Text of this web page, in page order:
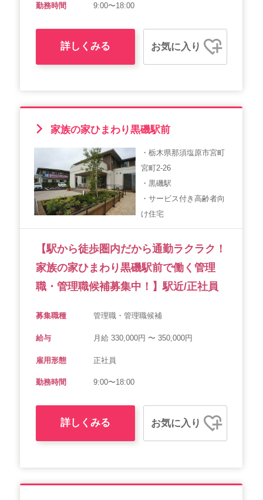
勤務時間 9:00〜18:00
詳しくみる お気に入り
家族の家ひまわり黒磯駅前
・栃木県那須塩原市宮町
宮町2-26
・黒磯駅
・サービス付き高齢者向
け住宅
【駅から徒歩圏内だから通勤ラクラク！
家族の家ひまわり黒磯駅前で働く管理
職・管理職候補募集中！】駅近/正社員
募集職種 管理職・管理職候補
給与 月給 330,000円 〜 350,000円
雇用形態 正社員
勤務時間 9:00〜18:00
詳しくみる お気に入り